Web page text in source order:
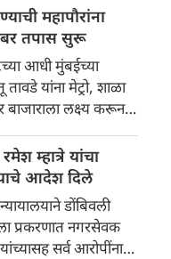
लक्ष्य करून बॉम्बची
आहे. खलिस्तान
पाठवलेल्या या ईमेलनंतर
सायबर तपास सुरू
महापौरांना
तपास सुरू
आधी मुंबईच्या
तावडे यांना मेट्रो, शाळा
लक्ष्य करून
पाठवलेल्या या
पोलिसांनी सायबर
केला आहे.
म्हात्रे यांचा
आदेश दिले
डोंबिवली
प्रकरणात नगरसेवक
सर्व आरोपींना